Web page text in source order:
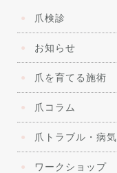
爪検診
お知らせ
爪を育てる施術
爪コラム
爪トラブル・病気
ワークショップ